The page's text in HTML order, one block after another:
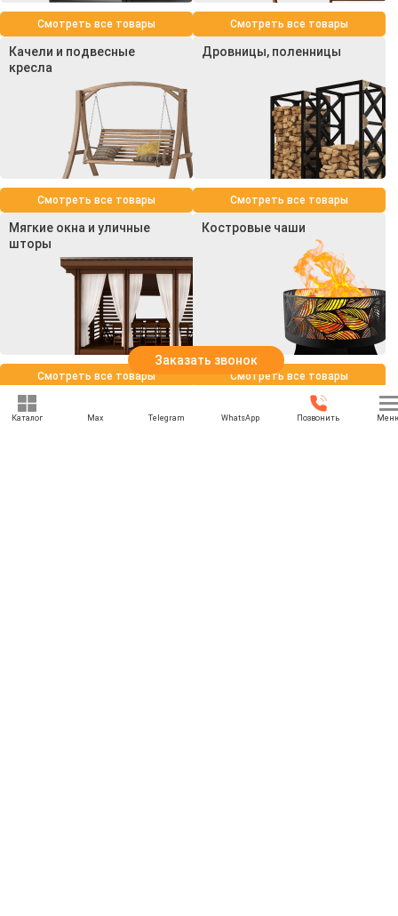
Смотреть все товары Смотреть все товары
Качели и подвесные
кресла
Смотреть все товары
Дровницы, поленницы
Смотреть все товары
Мягкие окна и уличные
шторы
Смотреть все товары
Костровые чаши
Смотреть все товары
Заказать звонок
Каталог Max Telegram WhatsApp Позвонить